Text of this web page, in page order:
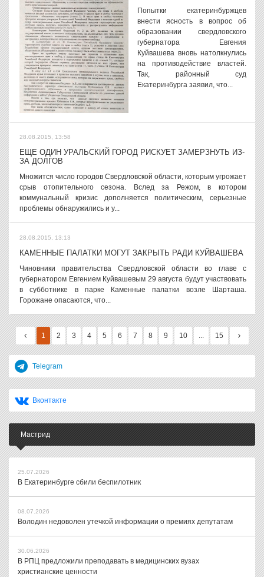
Попытки екатеринбуржцев
внести ясность в вопрос об
образовании свердловского
губернатора Евгения
Куйвашева вновь натолкнулись
на противодействие властей.
Так, районный суд
Екатеринбурга заявил, что...
28.08.2015, 13:58
ЕЩЕ ОДИН УРАЛЬСКИЙ ГОРОД РИСКУЕТ ЗАМЕРЗНУТЬ ИЗ-
ЗА ДОЛГОВ
Множится число городов Свердловской области, которым угрожает
срыв отопительного сезона. Вслед за Режом, в котором
коммунальный кризис дополняется политическим, серьезные
проблемы обнаружились и у...
28.08.2015, 13:13
КАМЕННЫЕ ПАЛАТКИ МОГУТ ЗАКРЫТЬ РАДИ КУЙВАШЕВА
Чиновники правительства Свердловской области во главе с
губернатором Евгением Куйвашевым 29 августа будут участвовать
в субботнике в парке Каменные палатки возле Шарташа.
Горожане опасаются, что...
1 2 3 4 5 6 7 8 9 10 ... 15
Telegram
Вконтакте
Мастрид
25.07.2026
В Екатеринбурге сбили беспилотник
08.07.2026
Володин недоволен утечкой информации о премиях депутатам
30.06.2026
В РПЦ предложили преподавать в медицинских вузах
христианские ценности